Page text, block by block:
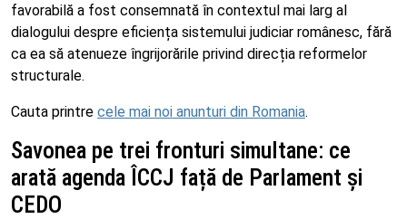
favorabilă a fost consemnată în contextul mai larg al
dialogului despre eficiența sistemului judiciar românesc, fără
ca ea să atenueze îngrijorările privind direcția reformelor
structurale.
Cauta printre cele mai noi anunturi din Romania.
Savonea pe trei fronturi simultane: ce
arată agenda ÎCCJ față de Parlament și
CEDO